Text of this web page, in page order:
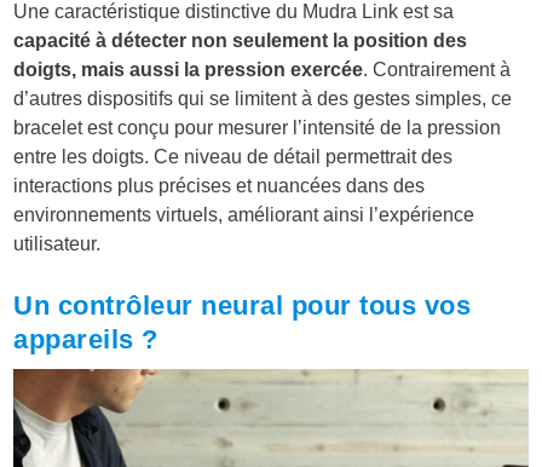
Une caractéristique distinctive du Mudra Link est sa
capacité à détecter non seulement la position des
doigts, mais aussi la pression exercée. Contrairement à
d’autres dispositifs qui se limitent à des gestes simples, ce
bracelet est conçu pour mesurer l’intensité de la pression
entre les doigts. Ce niveau de détail permettrait des
interactions plus précises et nuancées dans des
environnements virtuels, améliorant ainsi l’expérience
utilisateur.
Un contrôleur neural pour tous vos
appareils ?